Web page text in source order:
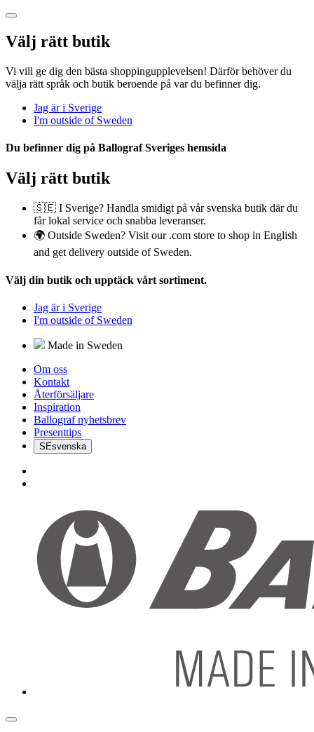
Välj rätt butik
Vi vill ge dig den bästa shoppingupplevelsen! Därför behöver du
välja rätt språk och butik beroende på var du befinner dig.
Jag är i Sverige
I'm outside of Sweden
Du befinner dig på Ballograf Sveriges hemsida
Välj rätt butik
🇸🇪 I Sverige? Handla smidigt på vår svenska butik där du
får lokal service och snabba leveranser.
🌍 Outside Sweden? Visit our .com store to shop in English
and get delivery outside of Sweden.
Välj din butik och upptäck vårt sortiment.
Jag är i Sverige
I'm outside of Sweden
Made in Sweden
Om oss
Kontakt
Återförsäljare
Inspiration
Ballograf nyhetsbrev
Presenttips
SEsvenska